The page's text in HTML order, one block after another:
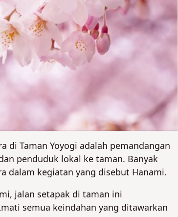
di Taman Yoyogi adalah pemandangan
penduduk lokal ke taman. Banyak
dalam kegiatan yang disebut Hanami.
jalan setapak di taman ini
semua keindahan yang ditawarkan
TIDAK
YA
TIDAK